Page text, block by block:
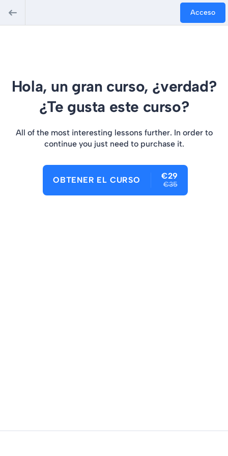
Acceso
Hola, un gran curso, ¿verdad?
¿Te gusta este curso?
All of the most interesting lessons further. In order to
continue you just need to purchase it.
OBTENER EL CURSO €29
€35